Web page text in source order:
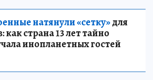
натянули «сетку»для
страна 13 лет тайно
инопланетных гостей